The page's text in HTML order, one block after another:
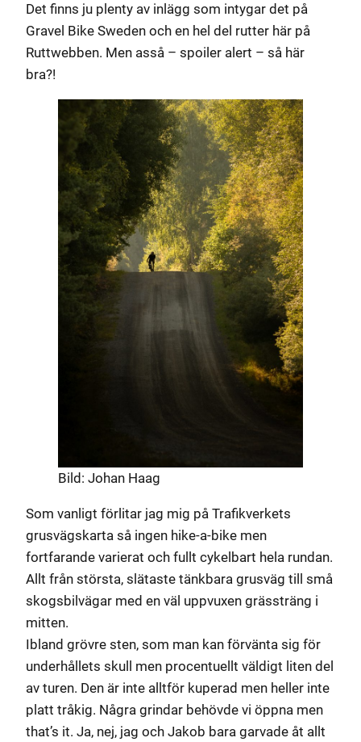
Det finns ju plenty av inlägg som intygar det på
Gravel Bike Sweden och en hel del rutter här på
Ruttwebben. Men asså – spoiler alert – så här
bra?!
Bild: Johan Haag
Som vanligt förlitar jag mig på Trafikverkets
grusvägskarta så ingen hike-a-bike men
fortfarande varierat och fullt cykelbart hela rundan.
Allt från största, slätaste tänkbara grusväg till små
skogsbilvägar med en väl uppvuxen grässträng i
mitten.
Ibland grövre sten, som man kan förvänta sig för
underhållets skull men procentuellt väldigt liten del
av turen. Den är inte alltför kuperad men heller inte
platt tråkig. Några grindar behövde vi öppna men
that’s it. Ja, nej, jag och Jakob bara garvade åt allt